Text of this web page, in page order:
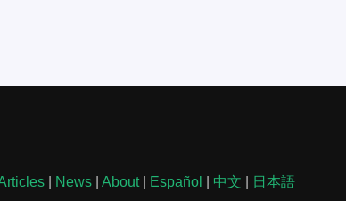
News About| Español 中文 日本語